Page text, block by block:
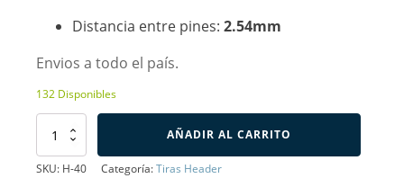
Distancia entre pines: 2.54mm
Envios a todo el país.
132 Disponibles
Tira
Header
AÑADIR AL CARRITO
SKU: H-40 Categoría:Tiras Header